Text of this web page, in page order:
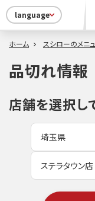
language
ホーム スシローのメニ
品切れ情報
店舗を選択し